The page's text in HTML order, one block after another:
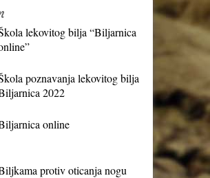
lekovitog bilja “Biljarnica
poznavanja lekovitog bilja
2022
online
protiv oticanja nogu